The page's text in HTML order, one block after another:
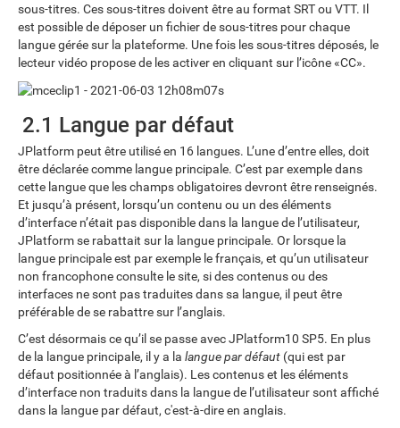
sous-titres. Ces sous-titres doivent être au format SRT ou VTT. Il
est possible de déposer un fichier de sous-titres pour chaque
langue gérée sur la plateforme. Une fois les sous-titres déposés, le
lecteur vidéo propose de les activer en cliquant sur l’icône «CC».
2.1 Langue par défaut
JPlatform peut être utilisé en 16 langues. L’une d’entre elles, doit
être déclarée comme langue principale. C’est par exemple dans
cette langue que les champs obligatoires devront être renseignés.
Et jusqu’à présent, lorsqu’un contenu ou un des éléments
d’interface n’était pas disponible dans la langue de l’utilisateur,
JPlatform se rabattait sur la langue principale. Or lorsque la
langue principale est par exemple le français, et qu’un utilisateur
non francophone consulte le site, si des contenus ou des
interfaces ne sont pas traduites dans sa langue, il peut être
préférable de se rabattre sur l’anglais.
C’est désormais ce qu’il se passe avec JPlatform10 SP5. En plus
de la langue principale, il y a la langue par défaut (qui est par
défaut positionnée à l’anglais). Les contenus et les éléments
d’interface non traduits dans la langue de l’utilisateur sont affiché
dans la langue par défaut, c'est-à-dire en anglais.